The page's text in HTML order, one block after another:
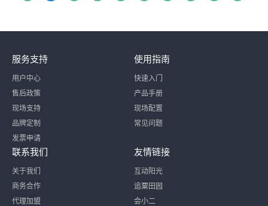
服务支持
用户中心
售后政策
现场支持
品牌定制
发票申请
使用指南
快速入门
产品手册
现场配置
常见问题
联系我们
关于我们
商务合作
代理加盟
友情链接
互动阳光
追粟田园
会小二